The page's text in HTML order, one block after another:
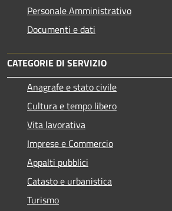
Personale Amministrativo
Documenti e dati
CATEGORIE DI SERVIZIO
Anagrafe e stato civile
Cultura e tempo libero
Vita lavorativa
Imprese e Commercio
Appalti pubblici
Catasto e urbanistica
Turismo